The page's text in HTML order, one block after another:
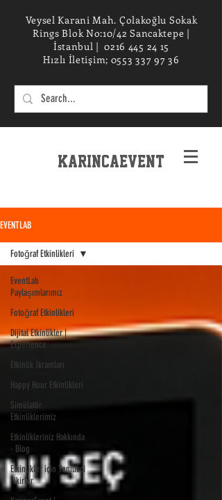
Veysel Karani Mah. Çolakoğlu Sokak
Rings Blok No:10/42 Sancaktepe |
İstanbul |0216 445 24 15
Hızlı İletişim; 0553 337 97 36
KarincaEvent
EXPERIENCe desIGN STUDIO
EVENTLAB
EventLab
Paylaşımlarımız
Fotoğraf Etkinlikleri
Dijital Etkinlikler |
Experience
Etkinlik İkramları
Happy Hour Etkinlikleri
Simülatör
Etkinliklerimiz
Etkinlikleriniz Hakkında
- Blog
Etkinlikler için Yenilikçi
Fikirler
Fotoğraf Etkinlikleri